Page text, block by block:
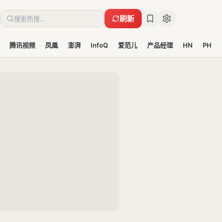
刷新
腾讯视频 凤凰 澎湃 InfoQ 爱范儿 产品经理 HN PH